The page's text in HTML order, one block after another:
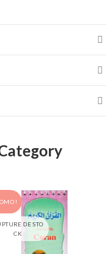
!
DE STO
CK